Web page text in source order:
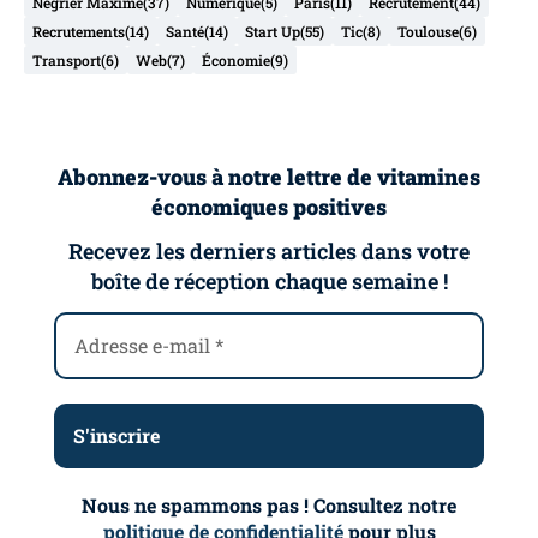
Recrutements(14) Santé(14) Start Up(55) Tic(8) Toulouse(6)
Transport(6) Web(7) Économie(9)
Abonnez-vous à notre lettre de vitamines
économiques positives
Recevez les derniers articles dans votre
boîte de réception chaque semaine !
Nous ne spammons pas ! Consultez notre
politique de confidentialitépour plus